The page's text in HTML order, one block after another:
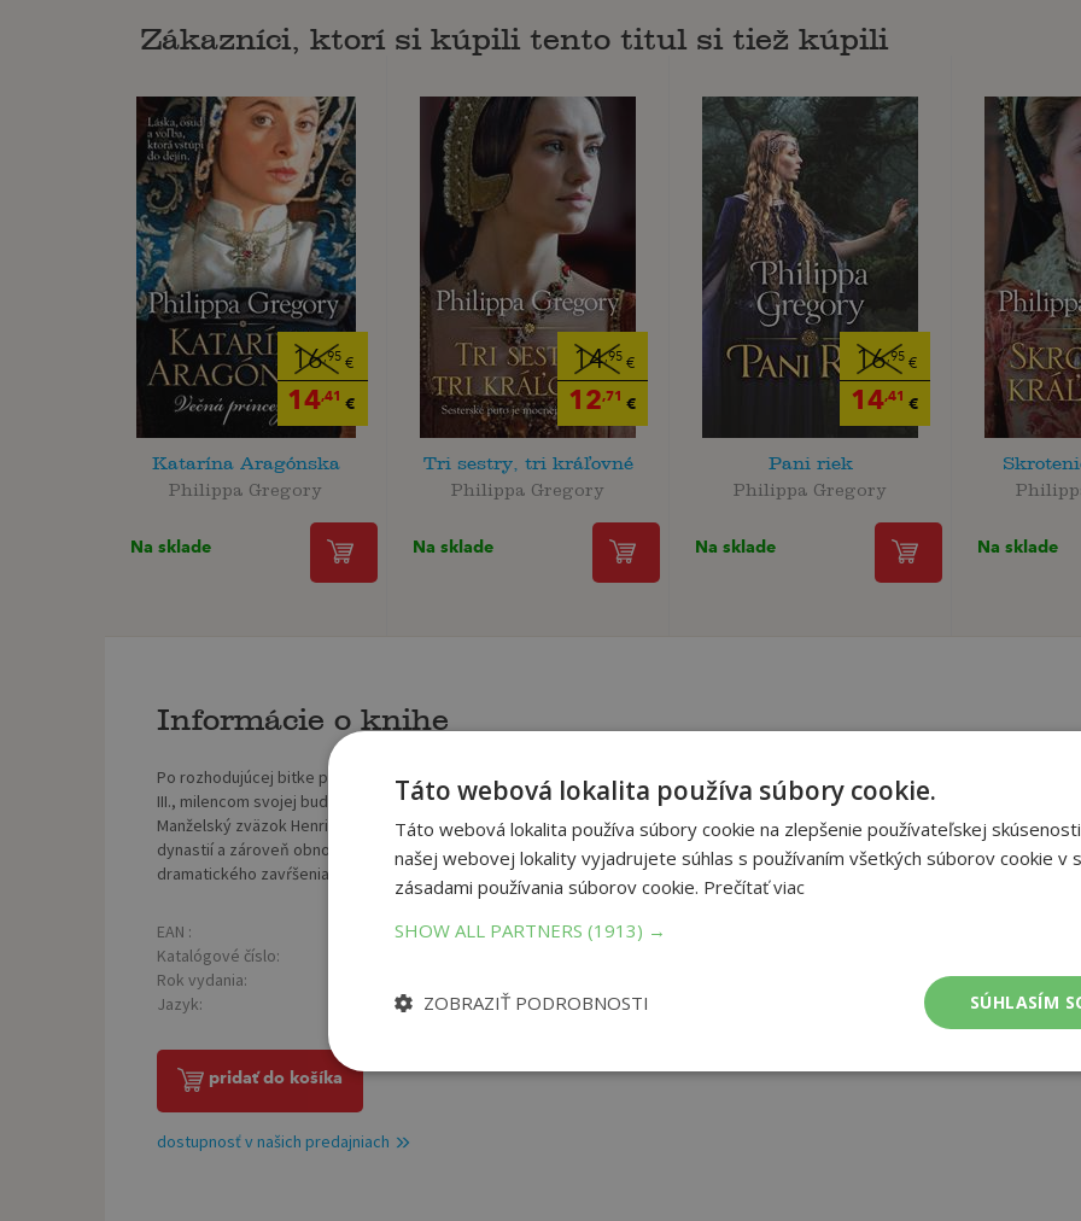
Zákazníci, ktorí si kúpili tento titul si tiež kúpili
16,95 €
14,41 €
Katarína Aragónska
Philippa Gregory
Na sklade
14,95€
12,71 €
Tri sestry, tri kráľovné
Philippa Gregory
Na sklade
16,95€
14,41 €
Pani riek
Philippa Gregory
Na sklade Na sklade
Informácie o knihe
Po rozhodujúcej bitke pri Bosworthe, v ktorej po príchode z vyhnanstva triumfuje Henrich Tudor nad kráľom Richardom
III., milencom svojej budúcej manželky princeznej Alžbety z Yorku, korunujú Tudora za anglického kráľa Henricha VII.
Manželský zväzok Henricha a Alžbety má ukončiť celé desaťročia trvajúce vojny a nepriateľstvo dvoch kráľovských
dynastií a zároveň obnoviť stabilitu rodovými spormi rozvrátenej krajiny. Nevyriešené záhady minulosti vyúsťujú do
dramatického zavŕšenia boja znepriatelených rodov aj osobnej drámy kráľovského manželského páru.
EAN : 9788055667973
Katalógové číslo:
Rok vydania:
Jazyk: slovenský
Väzba: tvrdá s prebalom
pridať do košíka
dostupnosť v našich predajniach
Táto webová lokalita používa súbory cookie.
Táto webová lokalita používa súbory cookie na zlepšenie používateľskej
našej webovej lokality vyjadrujete súhlas s používaním všetkých súborov cookie v
zásadami používania súborov cookie. Prečítať viac
SHOW ALL PARTNERS (1913) →
SÚHLASÍM
ZOBRAZIŤ PODROBNOSTI